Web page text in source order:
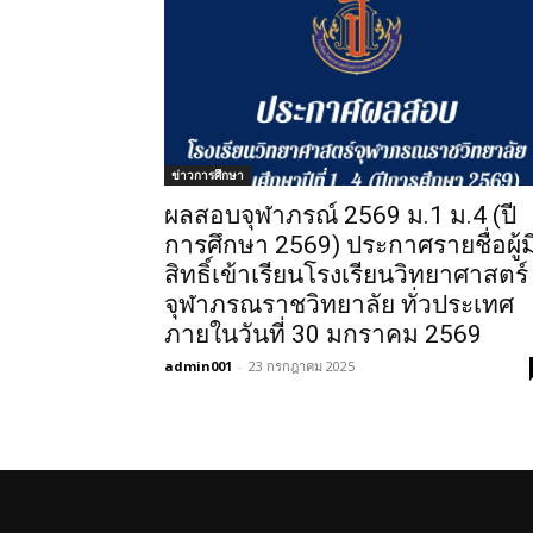
ข่าวการศึกษา
ผลสอบจุฬาภรณ์ 2569 ม.1 ม.4 (ปี
การศึกษา 2569) ประกาศรายชื่อผู้
สิทธิ์เข้าเรียนโรงเรียนวิทยาศาสตร์
จุฬาภรณราชวิทยาลัย ทั่วประเทศ
ภายในวันที่ 30 มกราคม 2569
admin001 - 23 กรกฎาคม 2025